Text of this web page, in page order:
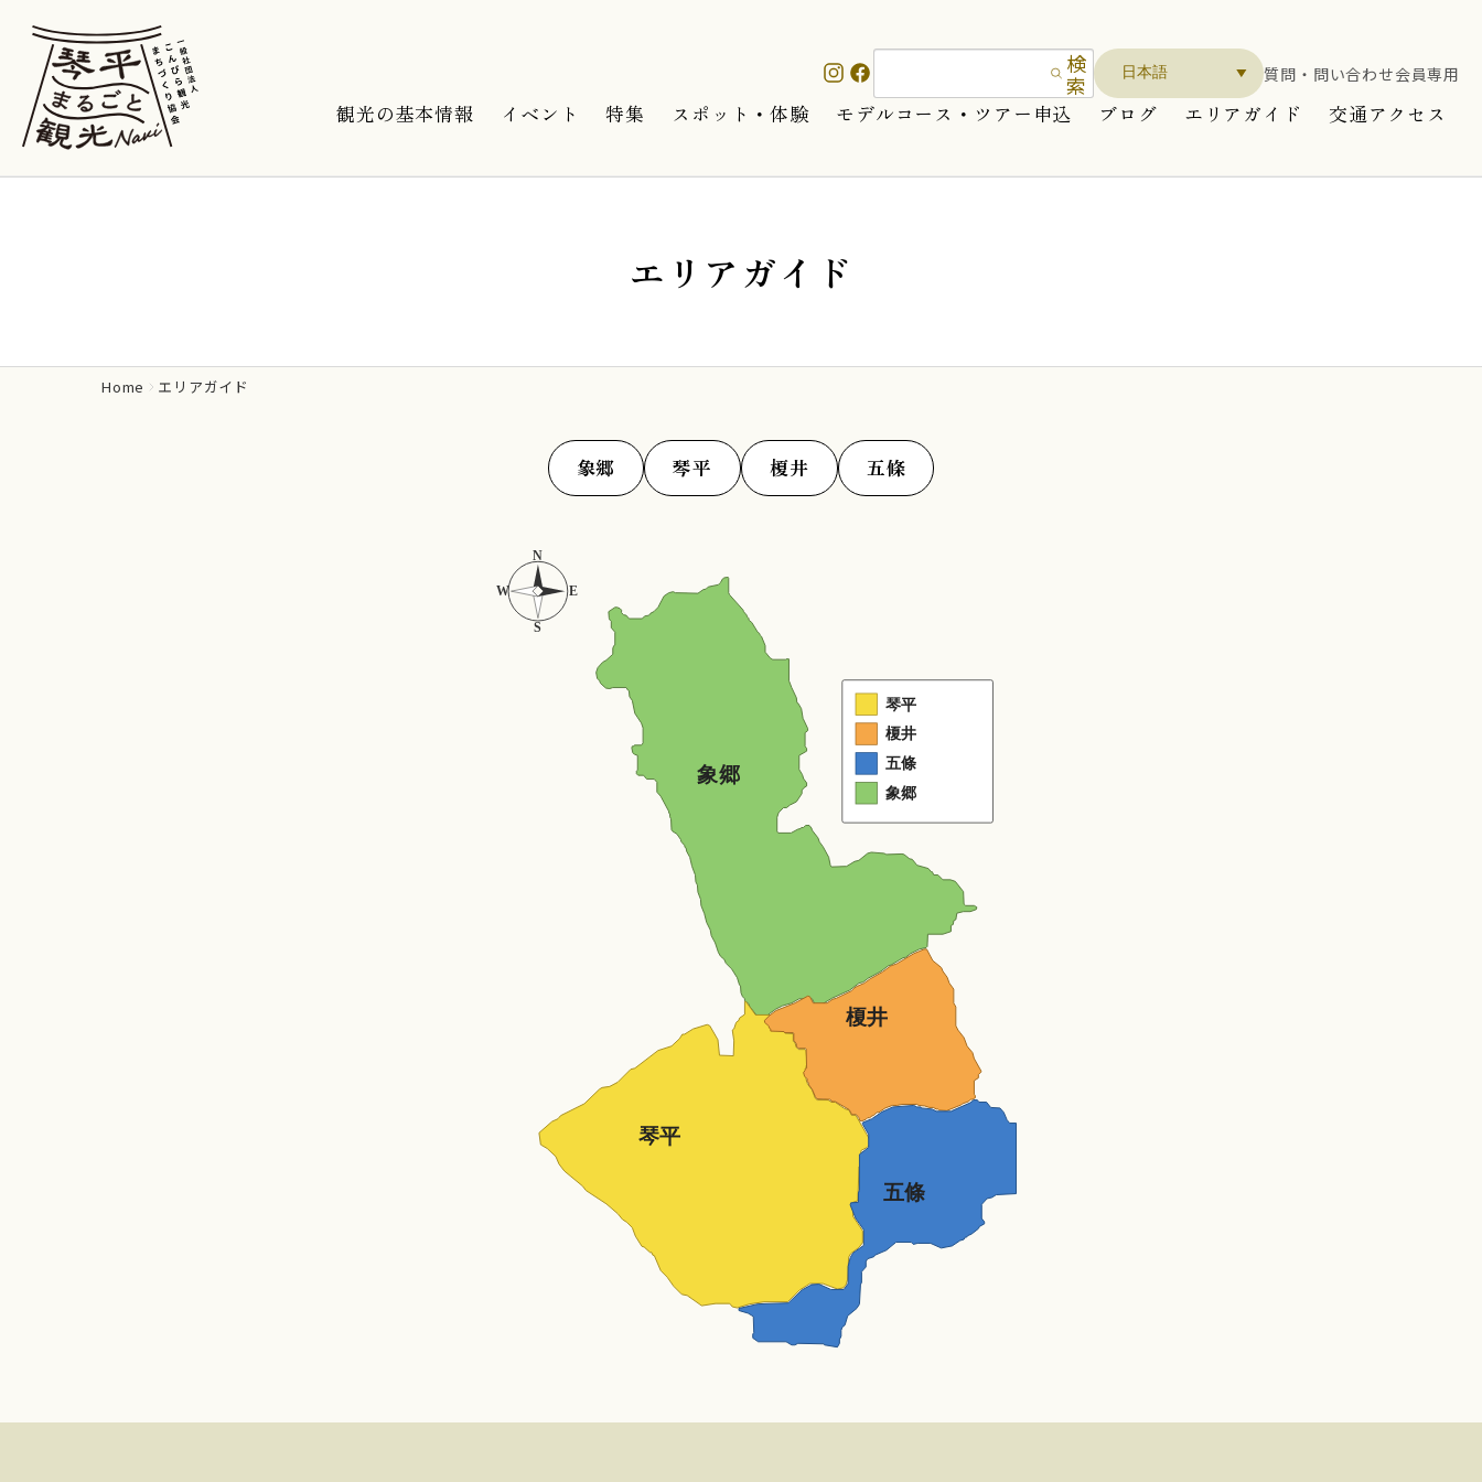
検
索 質問・問い合わせ会員専用
観光の基本情報 イベント 特集 スポット・体験 モデルコース・ツアー申込 ブログ エリアガイド 交通アクセス
エリアガイド
Home エリアガイド
象郷 琴平 榎井 五條
N
S
W E
象郷
琴平
榎井
五條
琴平
榎井
五條
象郷